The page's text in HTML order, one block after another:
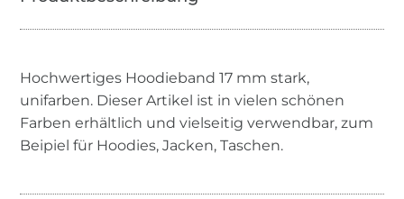
Hochwertiges Hoodieband 17 mm stark,
unifarben. Dieser Artikel ist in vielen schönen
Farben erhältlich und vielseitig verwendbar, zum
Beipiel für Hoodies, Jacken, Taschen.